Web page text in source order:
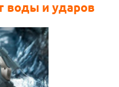
воды и ударов